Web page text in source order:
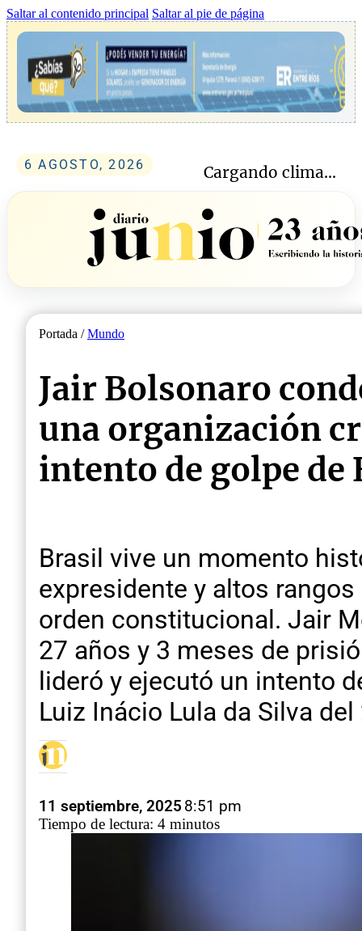
Saltar al contenido principal Saltar al pie de página
6 AGOSTO, 2026 Cargando clima...
Portada /Mundo
Jair Bolsonaro
una organización
intento de golpe de
Brasil vive un momento
expresidente y altos
orden constitucional. Jair
27 años y 3 meses de
lideró y ejecutó un intento
Luiz Inácio Lula da Silva del
11 septiembre, 2025 8:51 pm
Tiempo de lectura: 4 minutos